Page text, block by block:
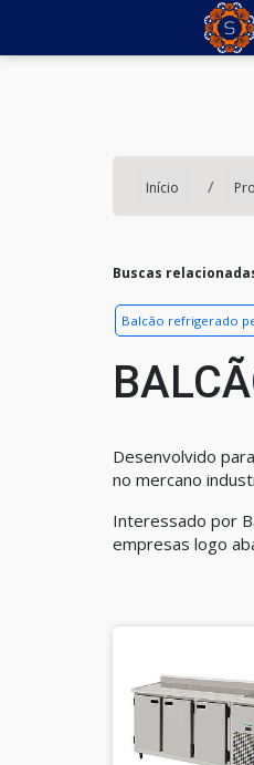
Início
Buscas
Balcão refrigerado
Desenvolvido
no mercano
Interessado por
empresas logo